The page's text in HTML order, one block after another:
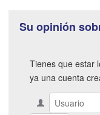
Su opinión
Tienes que estar
ya una cuenta